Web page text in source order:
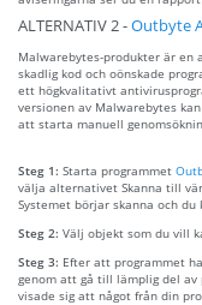
ALTERNATIV 2 -Outbyte
Malwarebytes-produkter är en
skadlig kod och oönskade
ett högkvalitativt
versionen av Malwarebytes
att starta manuell
Steg 1: Starta programmet
välja alternativet Skanna till
Systemet börjar skanna och
Steg 2: Välj objekt som du vill
Steg 3: Efter att programmet
genom att gå till lämplig del
visade sig att något från din